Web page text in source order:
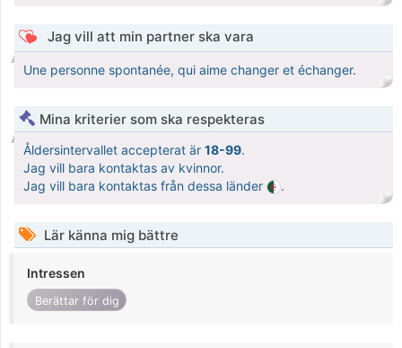
Jag vill att min partner ska vara
Une personne spontanée, qui aime changer et échanger.
Mina kriterier som ska respekteras
Åldersintervallet accepterat är 18-99.
Jag vill bara kontaktas av kvinnor.
Jag vill bara kontaktas från dessa länder
.
Lär känna mig bättre
Intressen
Berättar för dig